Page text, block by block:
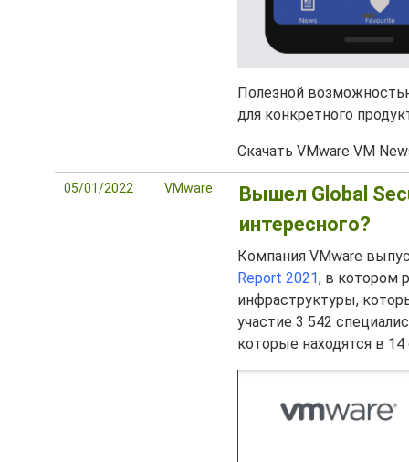
Полезной
для конкретного
Скачать VMware VM
05/01/2022 VMware
Вышел Global
интересного?
Компания VMware
Report 2021, в котором
инфраструктуры,
участие 3 542
которые находятся в 14